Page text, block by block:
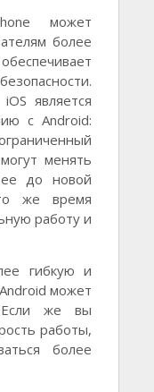
может
более
является
с Android:
менять
до новой
же время
работу и
гибкую и
может
же вы
работы,
более